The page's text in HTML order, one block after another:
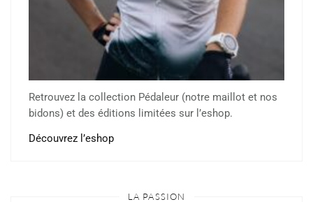
Retrouvez la collection Pédaleur (notre maillot et nos
bidons) et des éditions limitées sur l’eshop.
Découvrez l’eshop
LA PASSION